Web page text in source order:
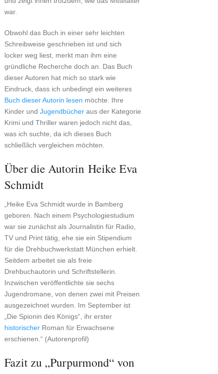
war.
Obwohl das Buch in einer sehr leichten
Schreibweise geschrieben ist und sich
locker weg liest, merkt man ihm eine
gründliche Recherche doch an. Das Buch
dieser Autoren hat mich so stark wie
Eindruck, dass ich unbedingt ein weiteres
Buch dieser Autorin lesen möchte. Ihre
Kinder und Jugendbücheraus der Kategorie
Krimi und Thriller waren jedoch nicht das,
was ich suchte, da ich dieses Buch
schließlich vergleichen möchten.
Über die Autorin Heike Eva
Schmidt
„Heike Eva Schmidt wurde in Bamberg
geboren. Nach einem Psychologiestudium
war sie zunächst als Journalistin für Radio,
TV und Print tätig, ehe sie ein Stipendium
für die Drehbuchwerkstatt München erhielt.
Seitdem arbeitet sie als freie
Drehbuchautorin und Schriftstellerin.
Inzwischen veröffentlichte sie sechs
Jugendromane, von denen zwei mit Preisen
ausgezeichnet wurden. Im September ist
„Die Spionin des Königs“, ihr erster
historischerRoman für Erwachsene
erschienen.“ (Autorenprofil)
Fazit zu „Purpurmond“ von